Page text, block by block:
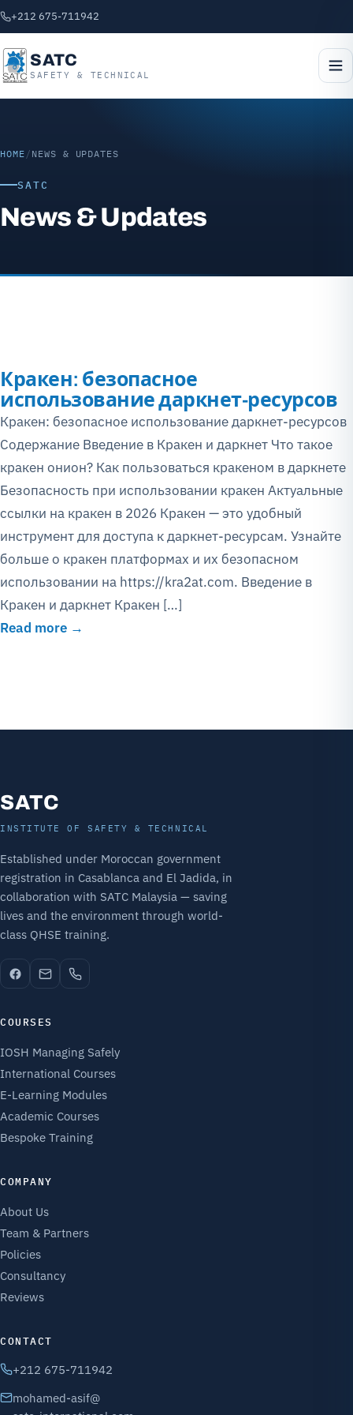
+212 675-711942
SATC
SAFETY & TECHNICAL
HOME / NEWS & UPDATES
SATC
News & Updates
Кракен: безопасное
использование даркнет-ресурсов
Кракен: безопасное использование даркнет-ресурсов
Содержание Введение в Кракен и даркнет Что такое
кракен онион? Как пользоваться кракеном в даркнете
Безопасность при использовании кракен Актуальные
ссылки на кракен в 2026 Кракен — это удобный
инструмент для доступа к даркнет-ресурсам. Узнайте
больше о кракен платформах и их безопасном
использовании на https://kra2at.com. Введение в
Кракен и даркнет Кракен […]
Read more →
SATC
INSTITUTE OF SAFETY & TECHNICAL
Established under Moroccan government
registration in Casablanca and El Jadida, in
collaboration with SATC Malaysia — saving
lives and the environment through world-
class QHSE training.
COURSES
IOSH Managing Safely
International Courses
E-Learning Modules
Academic Courses
Bespoke Training
COMPANY
About Us
Team & Partners
Policies
Consultancy
Reviews
CONTACT
+212 675-711942
mohamed-asif@